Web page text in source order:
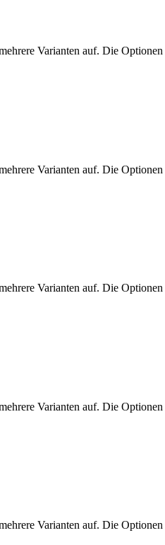
Varianten auf. Die
Varianten auf. Die
Varianten auf. Die
Varianten auf. Die
Varianten auf. Die